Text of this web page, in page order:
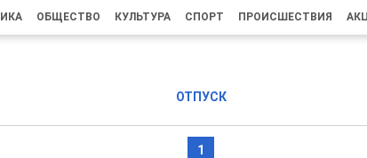
ОБЩЕСТВО КУЛЬТУРА СПОРТ ПРОИСШЕСТВИЯ
ОТПУСК
1